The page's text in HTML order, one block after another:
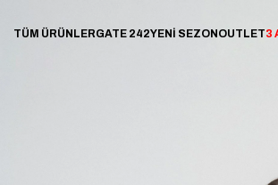
TÜM ÜRÜNLERGATE 242YENİ SEZONOUTLET3